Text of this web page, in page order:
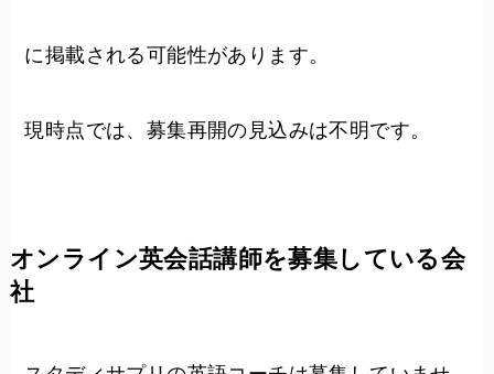
に掲載される可能性があります。
現時点では、募集再開の見込みは不明です。
オンライン英会話講師を募集している会
社